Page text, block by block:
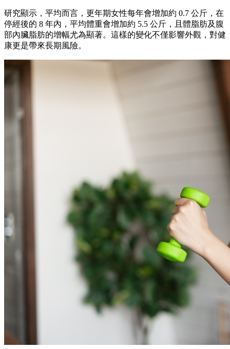
研究顯示，平均而言，更年期女性每年會增加約 0.7 公斤，在
停經後的 8 年內，平均體重會增加約 5.5 公斤，且體脂肪及腹
部內臟脂肪的增幅尤為顯著。這樣的變化不僅影響外觀，對健
康更是帶來長期風險。